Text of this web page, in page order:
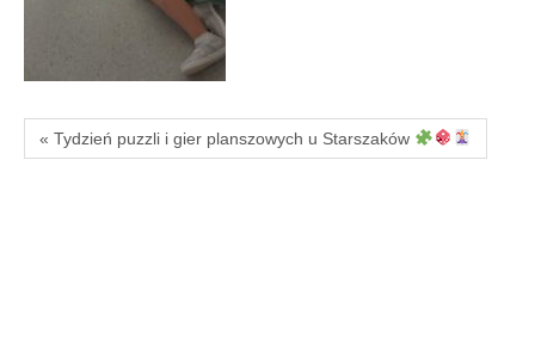
« Tydzień puzzli i gier planszowych u Starszaków